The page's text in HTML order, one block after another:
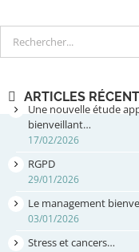
Rechercher
ARTICLES
Une nouvelle étude
bienveillant…
17/02/2026
RGPD
29/01/2026
Le management
03/01/2026
Stress et cancers…